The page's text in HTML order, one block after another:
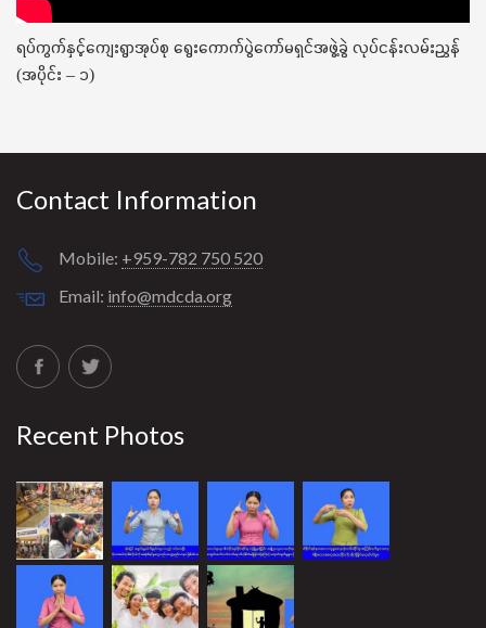
ရပ်ကွက်နှင့်ကျေးရွာအုပ်စု ရွေးကောက်ပွဲကော်မရှင်အဖွဲ့ခွဲ လုပ်ငန်းလမ်းညွှန်
(အပိုင်း – ၁)
Contact Information
Mobile: +959-782 750 520
Email: info@mdcda.org
Recent Photos